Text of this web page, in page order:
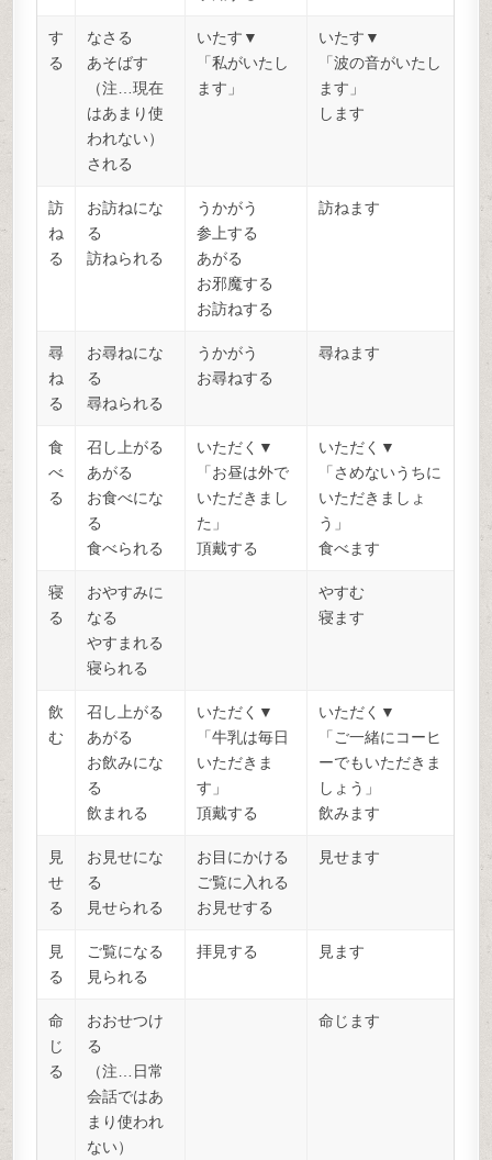
す
る
なさる
あそばす
（注…現在
はあまり使
われない）
される
いたす▼
「私がいたし
ます」
いたす▼
「波の音がいたし
ます」
します
訪
ね
る
お訪ねにな
る
訪ねられる
うかがう
参上する
あがる
お邪魔する
お訪ねする
訪ねます
尋
ね
る
お尋ねにな
る
尋ねられる
うかがう
お尋ねする
尋ねます
食
べ
る
召し上がる
あがる
お食べにな
る
食べられる
いただく▼
「お昼は外で
いただきまし
た」
頂戴する
いただく▼
「さめないうちに
いただきましょ
う」
食べます
寝
る
おやすみに
なる
やすまれる
寝られる
やすむ
寝ます
飲
む
召し上がる
あがる
お飲みにな
る
飲まれる
いただく▼
「牛乳は毎日
いただきま
す」
頂戴する
いただく▼
「ご一緒にコーヒ
ーでもいただきま
しょう」
飲みます
見
せ
る
お見せにな
る
見せられる
お目にかける
ご覧に入れる
お見せする
見せます
見
る
ご覧になる
見られる
拝見する 見ます
命
じ
る
おおせつけ
る
（注…日常
会話ではあ
まり使われ
ない）
命じます